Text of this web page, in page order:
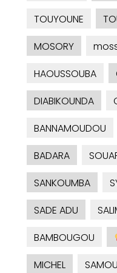
TOUYOUNE
MOSORY
HAOUSSOUBA
DIABIKOUNDA
BANNAMOUDOU
BADARA
SANKOUMBA
SADE ADU
BAMBOUGOU
MICHEL
SAMOU